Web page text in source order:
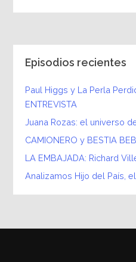
Episodios recientes
Paul Higgs y La Perla
ENTREVISTA
Juana Rozas: el universo
CAMIONERO y BESTIA
LA EMBAJADA: Richard
Analizamos Hijo del País,